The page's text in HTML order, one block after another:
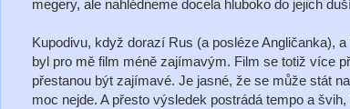
megery, ale nahlédneme docela hluboko do jejich
Kupodivu, když dorazí Rus (a posléze Angličanka),
byl pro mě film méně zajímavým. Film se totiž více
přestanou být zajímavé. Je jasné, že se může stát
moc nejde. A přesto výsledek postrádá tempo a